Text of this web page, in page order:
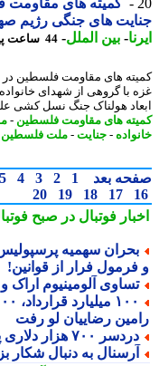
کمیته های مقاومت
های جنگی رژیم
-بین الملل-44 ساعت پیش - چهارشنبه 14 مرداد 1405، 00:45
های مقاومت فلسطین در
با گروهی از شهدای خانواده
هولناک جنگ نسل کشی علیه
های مقاومت فلسطین-
- جنایت-ملت فلسطین
بعد 1
2
3
4
5
6
17
18
19
20
فوتبال در صبح فوتبالی
فرار از قوانین!
آلومینیوم اراک و
رضاییان لو رفت
۷۰۰ هزار دلاری پرسپولیس؛ گرا برای جدایی چه می خواهد؟
به دنبال شکار